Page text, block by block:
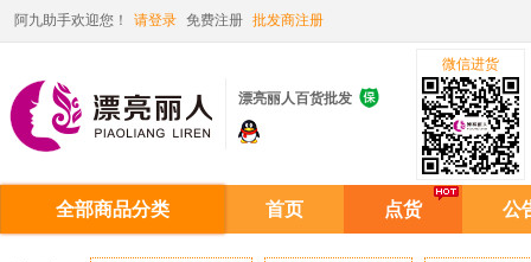
阿九助手欢迎您！ 请登录 免费注册 批发商注册
漂亮丽人百货批发 
微信进货
全部商品分类 首页 点货 公